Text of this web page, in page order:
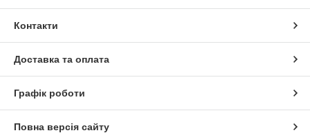
Контакти
Доставка та оплата
Графік роботи
Повна версія сайту